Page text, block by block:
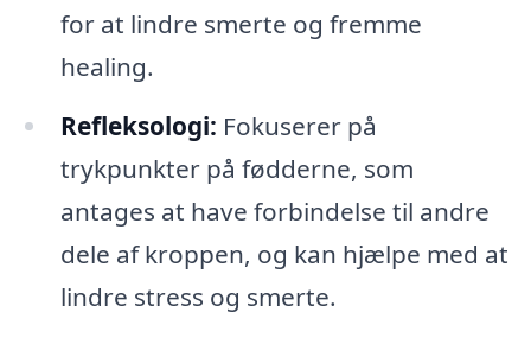
for at lindre smerte og fremme
healing.
Refleksologi: Fokuserer på
trykpunkter på fødderne, som
antages at have forbindelse til andre
dele af kroppen, og kan hjælpe med at
lindre stress og smerte.